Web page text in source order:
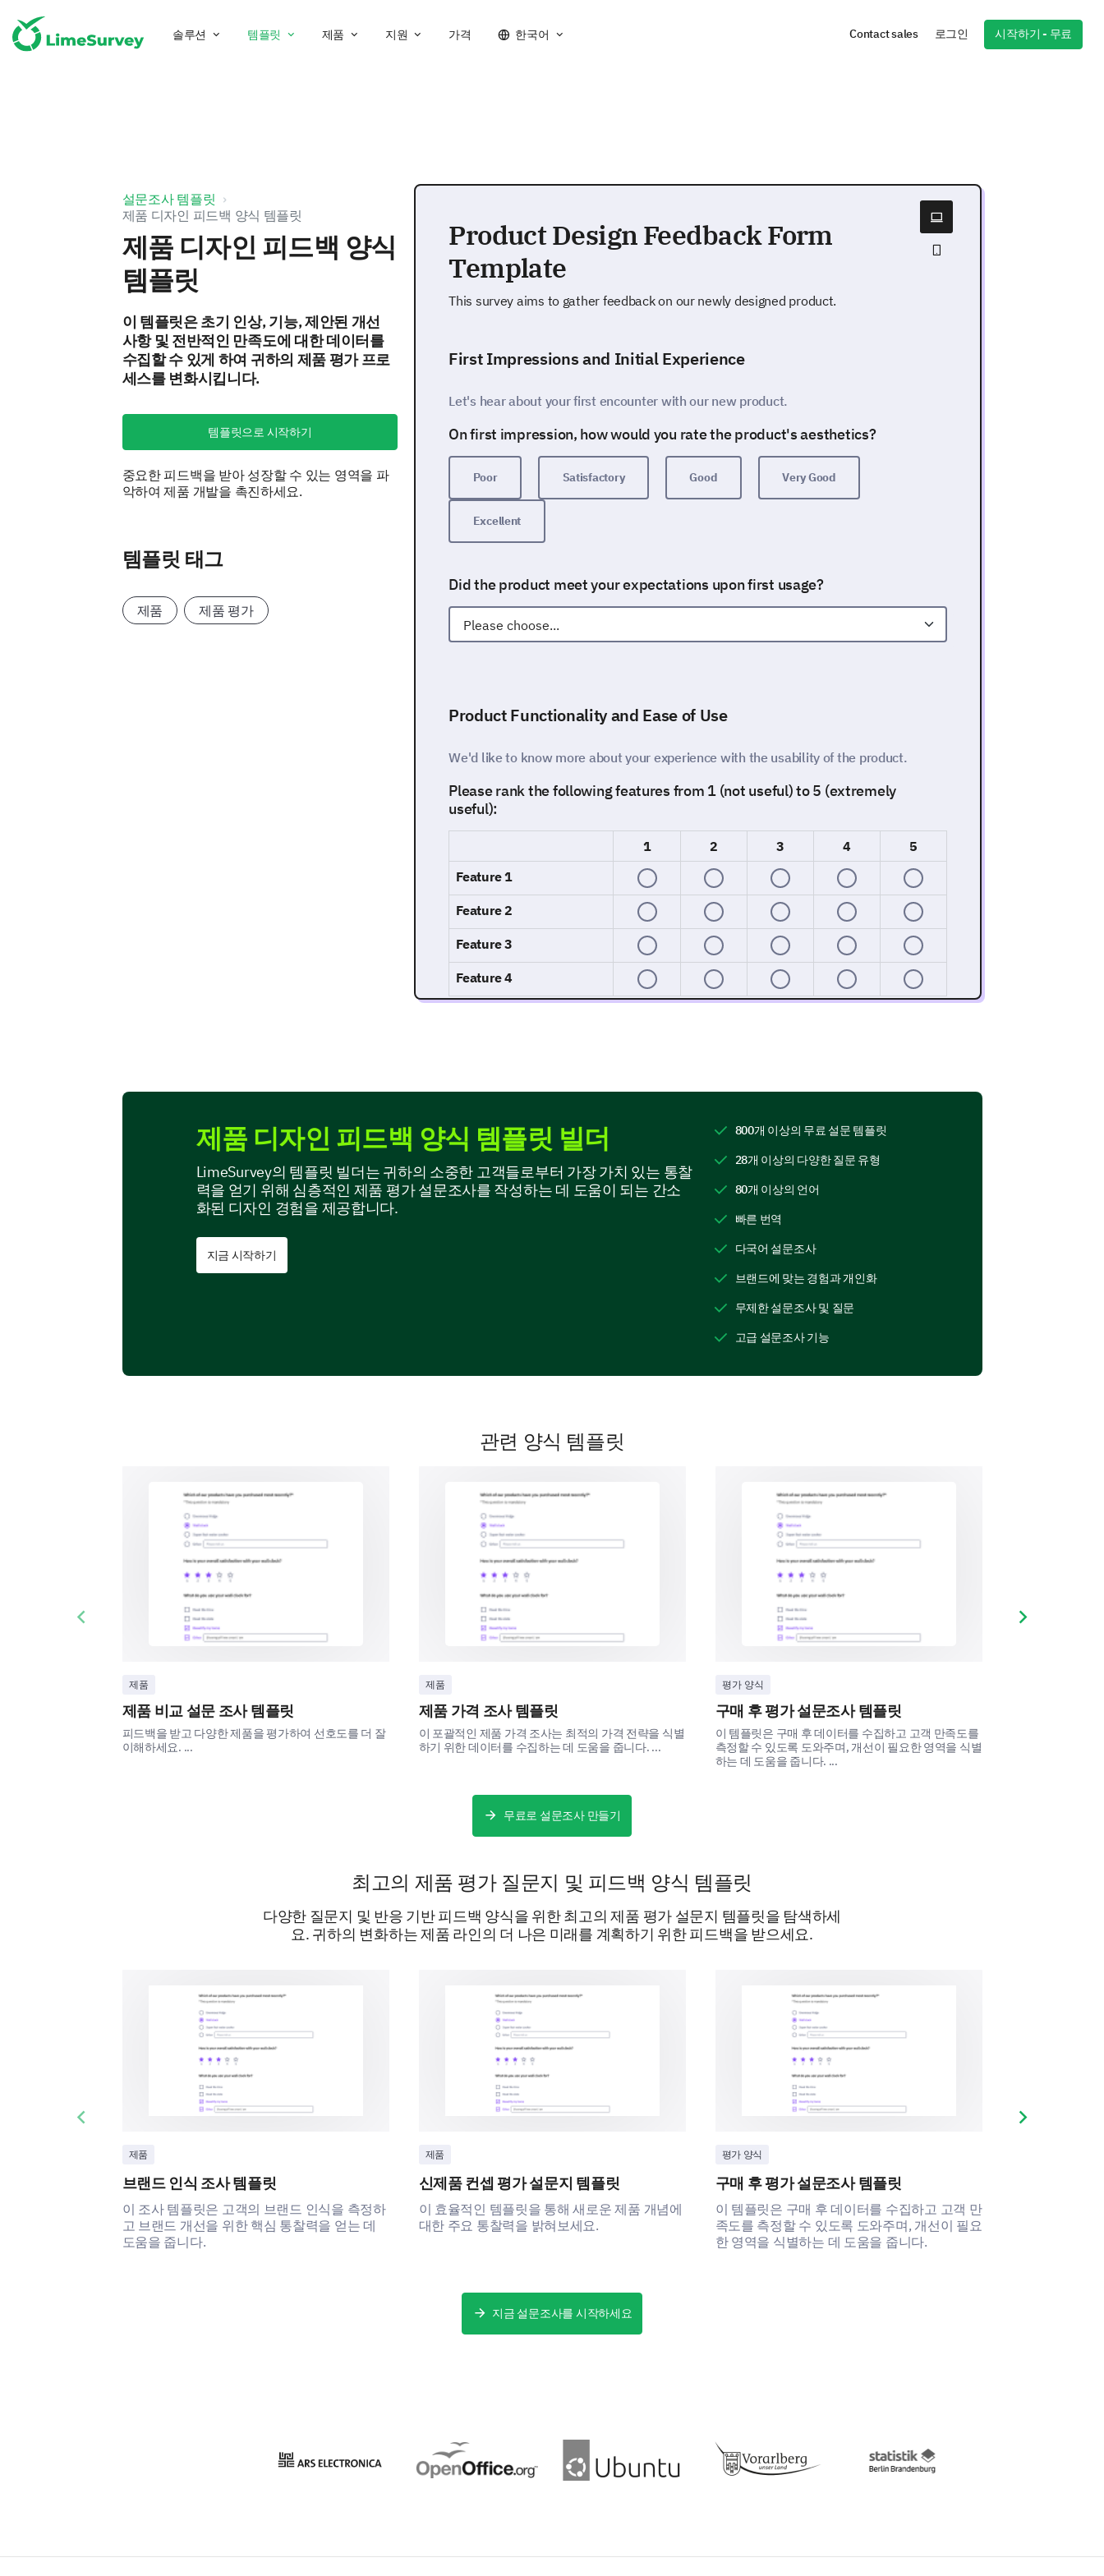
솔루션 템플릿 제품 지원 가격 한국어 Contact sales 로그인 시작하기 - 무료
설문조사 템플릿
제품 디자인 피드백 양식 템플릿
제품 디자인 피드백 양식
템플릿
이 템플릿은 초기 인상, 기능, 제안된 개선
사항 및 전반적인 만족도에 대한 데이터를
수집할 수 있게 하여 귀하의 제품 평가 프로
세스를 변화시킵니다.
템플릿으로 시작하기
중요한 피드백을 받아 성장할 수 있는 영역을 파
악하여 제품 개발을 촉진하세요.
템플릿 태그
제품 제품 평가
Product Design Feedback Form
Template
This survey aims to gather feedback on our newly designed product.
First Impressions and Initial Experience
Let's hear about your first encounter with our new product.
On first impression, how would you rate the product's aesthetics?
Poor Satisfactory Good Very Good
Excellent
Did the product meet your expectations upon first usage?
Product Functionality and Ease of Use
We'd like to know more about your experience with the usability of the product.
Please rank the following features from 1 (not useful) to 5 (extremely
useful):
1 2 3 4
5
Feature 1
Feature 2
Feature 3
Feature 4
1
2 1 2 3 4
Element 1
Please share any particular area or feature that you think needs
improvement in the future version of this product.
Overall Satisfaction and Future Usage
Provide feedback on your overall experience and how likely you are to continue using
Rank the factors that would influence your decision to recommend this
product to a colleague or friend. 1 being the most important and 6 the least.
First choice
Choice of rank 2
Choice of rank 3
Choice of rank 5
How likely are you to continue using the product in the future?
Neutral
제공됨
제품 디자인 피드백 양식 템플릿 빌더
LimeSurvey의 템플릿 빌더는 귀하의 소중한 고객들로부터 가장 가치 있는 통찰
력을 얻기 위해 심층적인 제품 평가 설문조사를 작성하는 데 도움이 되는 간소
화된 디자인 경험을 제공합니다.
지금 시작하기
800개 이상의 무료 설문 템플릿
28개 이상의 다양한 질문 유형
80개 이상의 언어
빠른 번역
다국어 설문조사
브랜드에 맞는 경험과 개인화
무제한 설문조사 및 질문
고급 설문조사 기능
관련 양식 템플릿
제품
제품 비교 설문 조사 템플릿
피드백을 받고 다양한 제품을 평가하여 선호도를 더 잘
이해하세요. ...
제품
제품 가격 조사 템플릿
이 포괄적인 제품 가격 조사는 최적의 가격 전략을 식별
하기 위한 데이터를 수집하는 데 도움을 줍니다. ...
평가 양식
구매 후 평가 설문조사 템플릿
이 템플릿은 구매 후 데이터를 수집하고 고객 만족도를
측정할 수 있도록 도와주며, 개선이 필요한 영역을 식별
하는 데 도움을 줍니다. ...
Previous slide Next slide
무료로 설문조사 만들기
최고의 제품 평가 질문지 및 피드백 양식 템플릿
다양한 질문지 및 반응 기반 피드백 양식을 위한 최고의 제품 평가 설문지 템플릿을 탐색하세
요. 귀하의 변화하는 제품 라인의 더 나은 미래를 계획하기 위한 피드백을 받으세요.
제품
브랜드 인식 조사 템플릿
이 조사 템플릿은 고객의 브랜드 인식을 측정하
고 브랜드 개선을 위한 핵심 통찰력을 얻는 데
도움을 줍니다.
제품
신제품 컨셉 평가 설문지 템플릿
이 효율적인 템플릿을 통해 새로운 제품 개념에
대한 주요 통찰력을 밝혀보세요.
평가 양식
구매 후 평가 설문조사 템플릿
이 템플릿은 구매 후 데이터를 수집하고 고객 만
족도를 측정할 수 있도록 도와주며, 개선이 필요
한 영역을 식별하는 데 도움을 줍니다.
Previous slide Next slide
지금 설문조사를 시작하세요